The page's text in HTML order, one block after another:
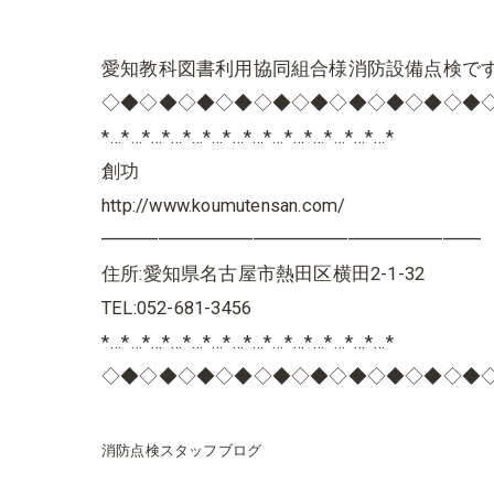
愛知教科図書利用協同組合様消防設備点検で
*…*…*…*…*…*…*…*…*…*…*…*…*…*…*
創功
http://www.koumutensan.com/
━━━━━━━━━━━━━━━━━━━━
住所:愛知県名古屋市熱田区横田2-1-32
TEL:052-681-3456
*…*…*…*…*…*…*…*…*…*…*…*…*…*…*
消防点検スタッフブログ